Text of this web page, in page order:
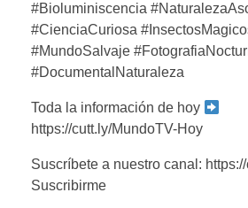
#Bioluminiscencia
#CienciaCuriosa
#MundoSalvaje
#DocumentalNaturaleza
Toda la información de hoy
https://cutt.ly/MundoTV-Hoy
Suscríbete a nuestro canal:
Suscribirme